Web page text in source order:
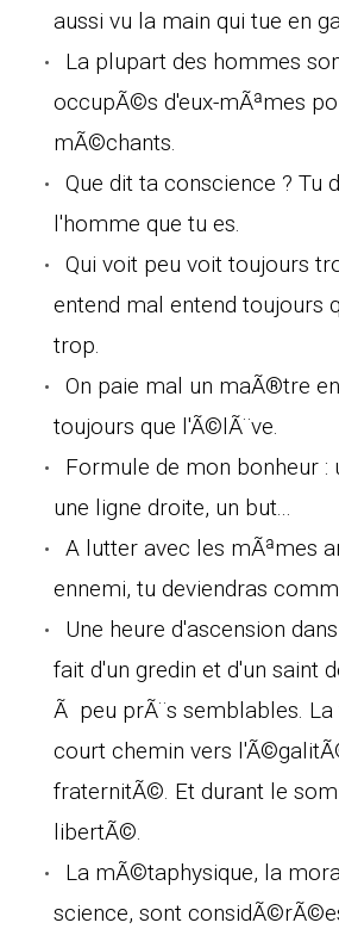
aussi vu la main qui tue en
La plupart des hommes
occupÃ©s d'eux-mÃªmes
mÃ©chants.
Que dit ta conscience ? Tu
l'homme que tu es.
Qui voit peu voit toujours
entend mal entend toujours
trop.
On paie mal un maÃ®tre
toujours que l'Ã©lÃ¨ve.
Formule de mon bonheur :
une ligne droite, un but...
A lutter avec les mÃªmes
ennemi, tu deviendras
Une heure d'ascension
fait d'un gredin et d'un saint
Ã peu prÃ¨s semblables.
court chemin vers
fraternitÃ©. Et durant le
libertÃ©.
La mÃ©taphysique, la
science, sont